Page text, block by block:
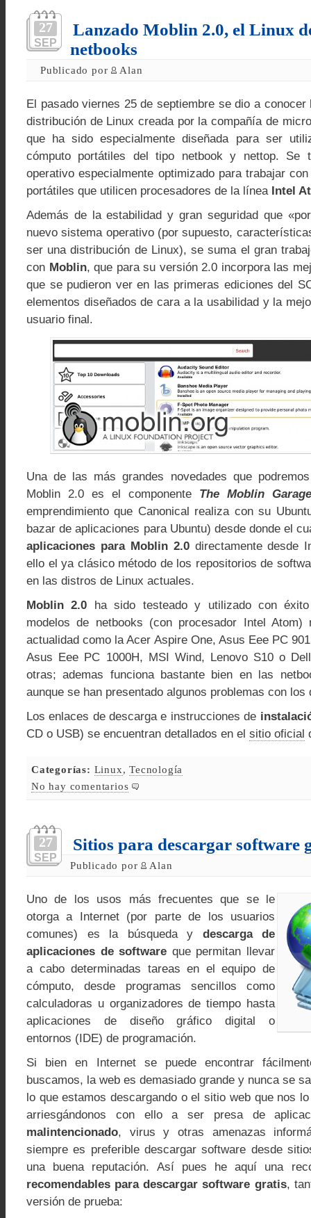
27
SEP
Lanzado Moblin 2.0, el Linux
netbooks
Publicado por Alan
El pasado viernes 25 de septiembre se dio a conocer
distribución de Linux creada por la compañía de
que ha sido especialmente diseñada para ser
cómputo portátiles del tipo netbook y nettop. Se
operativo especialmente optimizado para trabajar
portátiles que utilicen procesadores de la línea Intel
Además de la estabilidad y gran seguridad que
nuevo sistema operativo (por supuesto,
ser una distribución de Linux), se suma el gran
con Moblin, que para su versión 2.0 incorpora las
que se pudieron ver en las primeras ediciones del
elementos diseñados de cara a la usabilidad y la
usuario final.
Una de las más grandes novedades que
Moblin 2.0 es el componente The Moblin Garage
emprendimiento que Canonical realiza con su
bazar de aplicaciones para Ubuntu) desde donde el
aplicaciones para Moblin 2.0directamente desde
ello el ya clásico método de los repositorios de
en las distros de Linux actuales.
Moblin 2.0 ha sido testeado y utilizado con
modelos de netbooks (con procesador Intel
actualidad como la Acer Aspire One, Asus Eee PC
Asus Eee PC 1000H, MSI Wind, Lenovo S10 o
otras; ademas funciona bastante bien en las
aunque se han presentado algunos problemas con
Los enlaces de descarga e instrucciones de
CD o USB) se encuentran detallados en el sitio oficial
Categorías: Linux,Tecnología
No hay comentarios
27
SEP
Sitios para descargar software
Publicado por Alan
Uno de los usos más frecuentes que se le
otorga a Internet (por parte de los usuarios
comunes) es la búsqueda y descarga de
aplicaciones de software que permitan llevar
a cabo determinadas tareas en el equipo de
cómputo, desde programas sencillos como
calculadoras u organizadores de tiempo hasta
aplicaciones de diseño gráfico digital o
entornos (IDE) de programación.
Si bien en Internet se puede encontrar
buscamos, la web es demasiado grande y nunca se
lo que estamos descargando o el sitio web que nos
arriesgándonos con ello a ser presa de
malintencionado, virus y otras amenazas
siempre es preferible descargar software desde
una buena reputación. Así pues he aquí una
recomendables para descargar software gratis,
versión de prueba: